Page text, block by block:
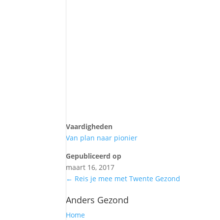
Vaardigheden
Van plan naar pionier
Gepubliceerd op
maart 16, 2017
← Reis je mee met Twente Gezond
Anders Gezond
Home